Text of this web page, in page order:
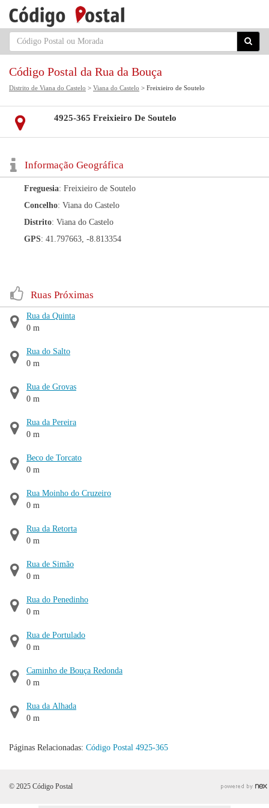
Código Postal da Rua da Bouça
Distrito de Viana do Castelo > Viana do Castelo > Freixieiro de Soutelo
4925-365 Freixieiro De Soutelo
Informação Geográfica
Freguesia: Freixieiro de Soutelo
Concelho: Viana do Castelo
Distrito: Viana do Castelo
GPS: 41.797663, -8.813354
Ruas Próximas
Rua da Quinta
0 m
Rua do Salto
0 m
Rua de Grovas
0 m
Rua da Pereira
0 m
Beco de Torcato
0 m
Rua Moinho do Cruzeiro
0 m
Rua da Retorta
0 m
Rua de Simão
0 m
Rua do Penedinho
0 m
Rua de Portulado
0 m
Caminho de Bouça Redonda
0 m
Rua da Alhada
0 m
Páginas Relacionadas: Código Postal 4925-365
© 2025 Código Postal